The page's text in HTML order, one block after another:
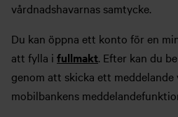
vårdnadshavarnas samtycke.
Du kan öppna ett konto för en
att fylla i fullmakt. Efter kan du
genom att skicka ett meddelande
mobilbankens